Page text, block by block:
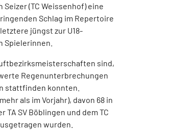
(TC Weissenhof) eine
Schlag im Repertoire
jüngst zur U18-
sind,
Regenunterbrechungen
stattfinden konnten.
als im Vorjahr), davon 68 in
SV Böblingen und dem TC
wurden.